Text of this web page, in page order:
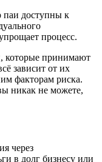
доступны к
процесс.
которые принимают
зависит от их
факторам риска.
никак не можете,
через
в долг бизнесу или